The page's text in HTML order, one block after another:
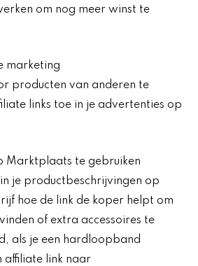
om nog meer winst te
marketing
producten van anderen te
links toe in je advertenties op
Marktplaats te gebruiken
in je productbeschrijvingen op
hoe de link de koper helpt om
of extra accessoires te
als je een hardloopband
affiliate link naar